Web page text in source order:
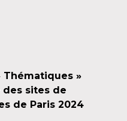
Thématiques »
des sites de
de Paris 2024